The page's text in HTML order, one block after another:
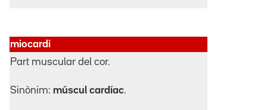
miocardi
Part muscular del cor.
Sinònim: múscul cardíac.